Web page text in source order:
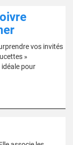
vos invités
»
pour